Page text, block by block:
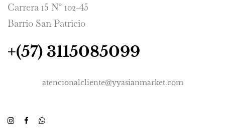
Carrera 15 N° 102-45
Barrio San Patricio
+(57) 3115085099
atencionalcliente@yyasianmarket.com